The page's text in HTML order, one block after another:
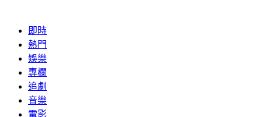
即時
熱門
娛樂
專欄
追劇
音樂
電影